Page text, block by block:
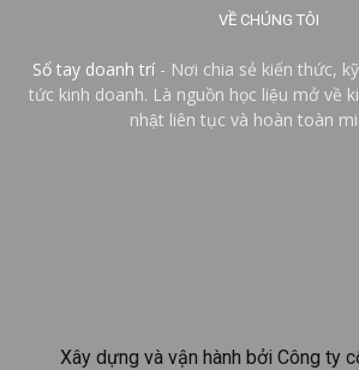
VỀ CHÚNG TÔI
Sổ tay doanh trí - Nơi chia sẻ kiến thức,
tức kinh doanh. Là nguồn học liệu mở về
nhật liên tục và hoàn toàn
Xây dựng và vận hành bởi Công ty